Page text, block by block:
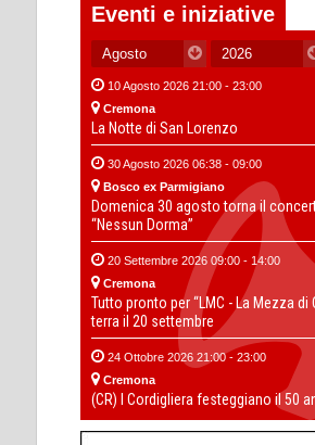
Eventi e iniziative
10 Agosto 2026 21:00 - 23:00
Cremona
La Notte di San Lorenzo
30 Agosto 2026 06:38 - 09:00
Bosco ex Parmigiano
Domenica 30 agosto torna il
“Nessun Dorma”
20 Settembre 2026 09:00 - 14:00
Cremona
Tutto pronto per “LMC - La Mezza di
terra il 20 settembre
24 Ottobre 2026 21:00 - 23:00
Cremona
(CR) I Cordigliera festeggiano il 50